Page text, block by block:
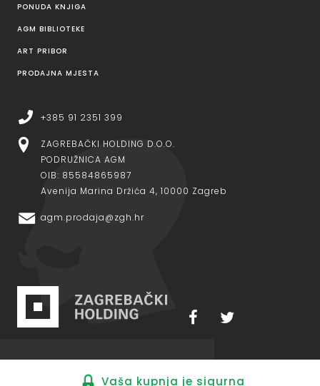
PONUDA KNJIGA
AGM BIBLIOTEKE
ART PRIBOR
PRODAJNA MJESTA
+385 91 2351 399
ZAGREBAČKI HOLDING D.O.O.
PODRUŽNICA AGM
OIB: 85584865987
Avenija Marina Držića 4, 10000 Zagreb
agm.prodaja@zgh.hr
Vaša kupnja je sigurna